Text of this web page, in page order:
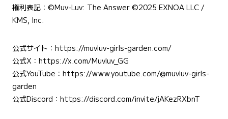
権利表記：©Muv-Luv: The Answer ©︎2025 EXNOA LLC /
KMS, Inc.
公式サイト： https://muvluv-girls-garden.com/
公式X： https://x.com/Muvluv_GG
公式YouTube： https://www.youtube.com/@muvluv-girls-
garden
公式Discord： https://discord.com/invite/jAKezRXbnT